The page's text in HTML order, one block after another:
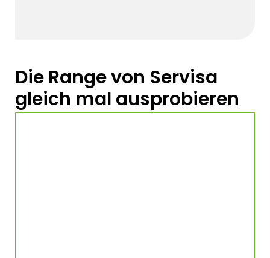
Die Range von Servisa
gleich mal ausprobieren